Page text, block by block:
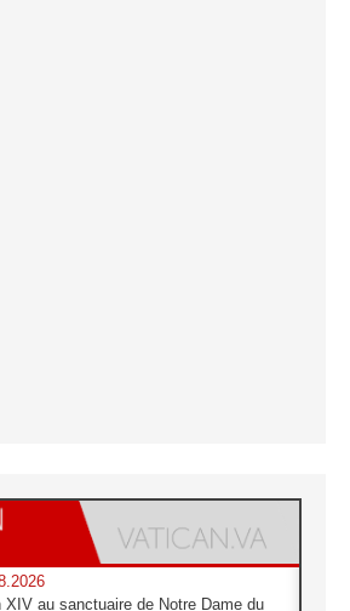
XIV au sanctuaire de Notre Dame du